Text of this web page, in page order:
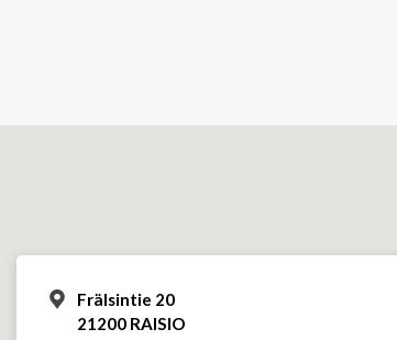
Frälsintie 20
21200 RAISIO